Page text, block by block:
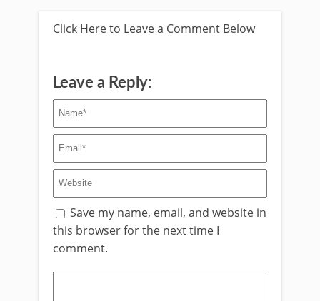
Click Here to Leave a Comment Below
Leave a Reply:
Save my name, email, and website in
this browser for the next time I
comment.